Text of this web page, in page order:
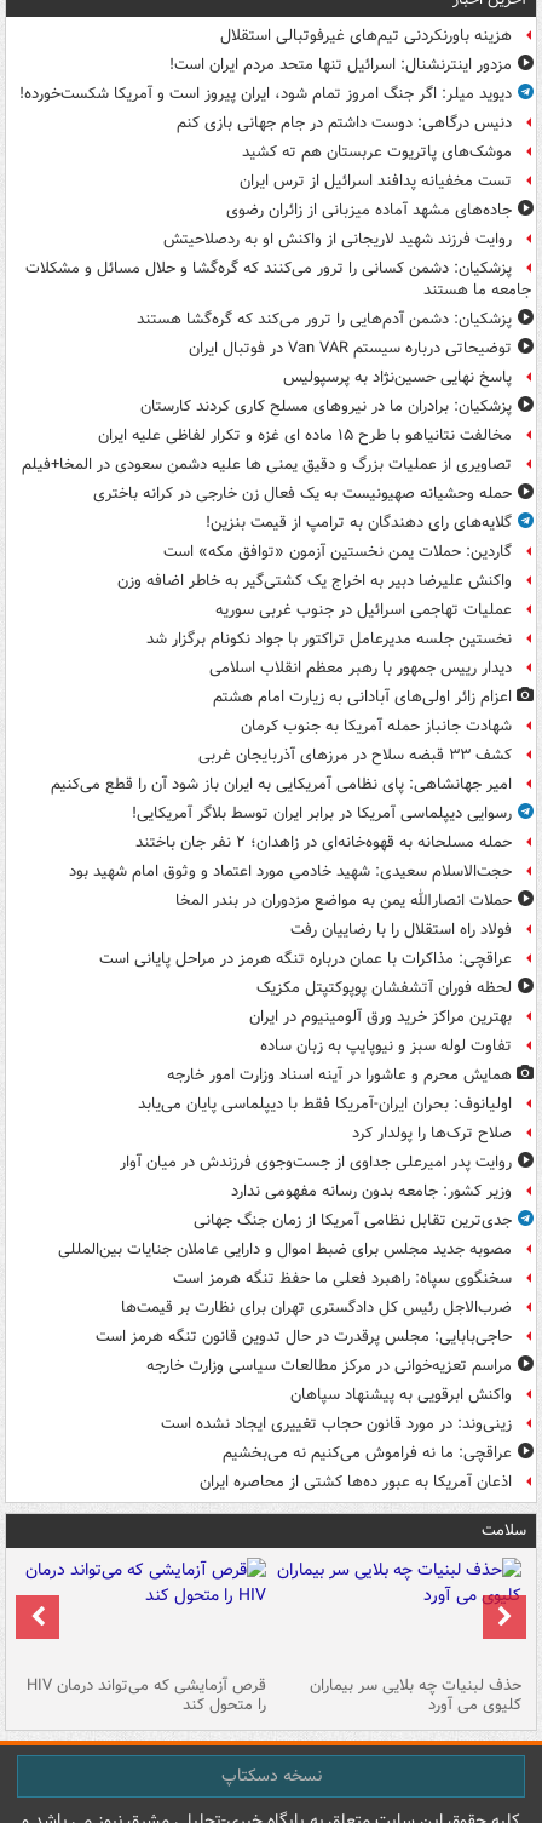
هزینه باورنکردنی تیم‌های غیرفوتبالی استقلال
مزدور اینترنشنال: اسرائیل تنها متحد مردم ایران است!
دیوید میلر: اگر جنگ امروز تمام شود، ایران پیروز است و آمریکا شکست‌خورده!
دنیس درگاهی: دوست داشتم در جام جهانی بازی کنم
موشک‌های پاتریوت عربستان هم ته‌ کشید
تست مخفیانه پدافند اسرائیل از ترس ایران
جاده‌های مشهد آماده میزبانی از زائران رضوی
روایت فرزند شهید لاریجانی از واکنش او به ردصلاحیتش
پزشکیان: دشمن کسانی را ترور می‌کنند که گره‌گشا و حلال مسائل و مشکلات
جامعه ما هستند
پزشکیان: دشمن آدم‌هایی را ترور می‌کند که گره‌گشا هستند
توضیحاتی درباره سیستم Van VAR در فوتبال ایران
پاسخ نهایی حسین‌نژاد به پرسپولیس
پزشکیان: برادران ما در نیروهای مسلح کاری کردند کارستان
مخالفت نتانیاهو با طرح ۱۵ ماده ای غزه و تکرار لفاظی علیه ایران
تصاویری از عملیات بزرگ و دقیق یمنی ها علیه دشمن سعودی در المخا+فیلم
حمله وحشیانه صهیونیست به یک فعال زن خارجی در کرانه باختری
گلایه‌های رای دهندگان به ترامپ از قیمت بنزین!
گاردین: حملات یمن نخستین آزمون «توافق مکه» است
واکنش علیرضا دبیر به اخراج یک کشتی‌گیر به خاطر اضافه وزن
عملیات تهاجمی اسرائیل در جنوب غربی سوریه
نخستین جلسه مدیرعامل تراکتور با جواد نکونام برگزار شد
دیدار رییس جمهور با رهبر معظم انقلاب اسلامی
اعزام زائر اولی‌های آبادانی به زیارت امام هشتم
شهادت جانباز حمله آمریکا به جنوب کرمان
کشف ۳۳ قبضه سلاح در مرزهای آذربایجان غربی
امیر جهانشاهی: پای نظامی آمریکایی به ایران باز شود آن را قطع می‌کنیم
رسوایی دیپلماسی آمریکا در برابر ایران توسط بلاگر آمریکایی!
حمله مسلحانه به قهوه‌خانه‌ای در زاهدان؛ ۲ نفر جان باختند
حجت‌الاسلام سعیدی: شهید خادمی مورد اعتماد و وثوق امام شهید بود
حملات انصارالله یمن به مواضع مزدوران در بندر المخا
فولاد راه استقلال را با رضاییان رفت
عراقچی: مذاکرات با عمان درباره تنگه هرمز در مراحل پایانی است
لحظه فوران آتشفشان پوپوکتپتل مکزیک
بهترین مراکز خرید ورق آلومینیوم در ایران
تفاوت لوله سبز و نیوپایپ به زبان ساده
همایش محرم و عاشورا در آینه اسناد وزارت امور خارجه
اولیانوف: بحران ایران-آمریکا فقط با دیپلماسی پایان می‌یابد
صلاح ترک‌ها را پولدار کرد
روایت پدر امیرعلی جداوی از جست‌وجوی فرزندش در میان آوار
وزیر کشور: جامعه بدون رسانه مفهومی ندارد
جدی‌ترین تقابل نظامی آمریکا از زمان جنگ جهانی
مصوبه جدید مجلس برای ضبط اموال و دارایی عاملان جنایات بین‌المللی
سخنگوی سپاه: راهبرد فعلی ما حفظ تنگه هرمز است
ضرب‌الاجل رئیس کل دادگستری تهران برای نظارت بر قیمت‌ها
حاجی‌بابایی: مجلس پرقدرت در حال تدوین قانون تنگه هرمز است
مراسم تعزیه‌خوانی در مرکز مطالعات سیاسی وزارت خارجه
واکنش ابرقویی به پیشنهاد سپاهان
زینی‌وند: در مورد قانون حجاب تغییری ایجاد نشده است
عراقچی: ما نه فراموش می‌کنیم نه می‌بخشیم
اذعان آمریکا به عبور ده‌ها کشتی از محاصره ایران
سلامت
حذف لبنیات چه بلایی سر بیماران
کلیوی می آورد
قرص آزمایشی که می‌تواند درمان HIV
را متحول کند
نسخه دسکتاپ